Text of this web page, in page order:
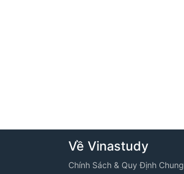
Về Vinastudy
Chính Sách & Quy Định Chung